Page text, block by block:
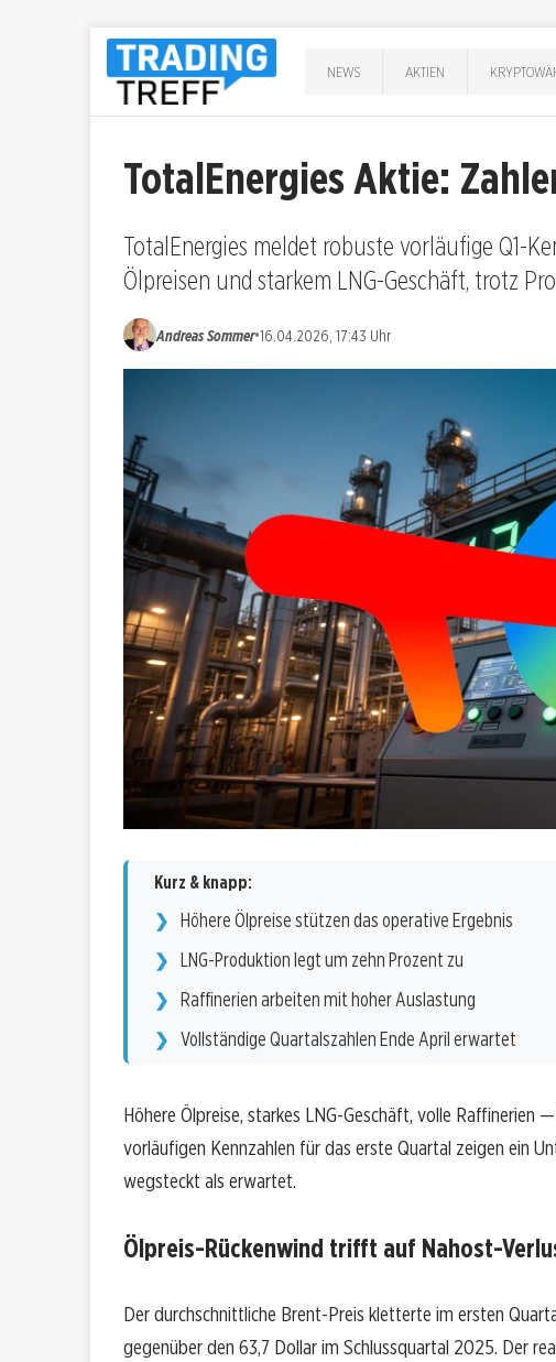
NEWS AKTIEN
TotalEnergies Aktie:
TotalEnergies meldet robuste vorläufige Q1-
Ölpreisen und starkem LNG-Geschäft, trotz
Andreas Sommer•16.04.2026, 17:43 Uhr
Kurz & knapp:
Höhere Ölpreise stützen das operative Ergebnis
LNG-Produktion legt um zehn Prozent zu
Raffinerien arbeiten mit hoher Auslastung
Vollständige Quartalszahlen Ende April erwartet
Höhere Ölpreise, starkes LNG-Geschäft, volle
vorläufigen Kennzahlen für das erste Quartal zeigen ein
wegsteckt als erwartet.
Ölpreis-Rückenwind trifft auf Nahost-
Der durchschnittliche Brent-Preis kletterte im ersten
gegenüber den 63,7 Dollar im Schlussquartal 2025. Der